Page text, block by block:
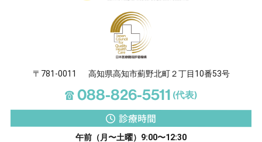
〒781-0011 高知県高知市薊野北町２丁目10番53号
☎088-826-5511 (代表)
診療時間
午前（月〜土曜）9:00〜12:30